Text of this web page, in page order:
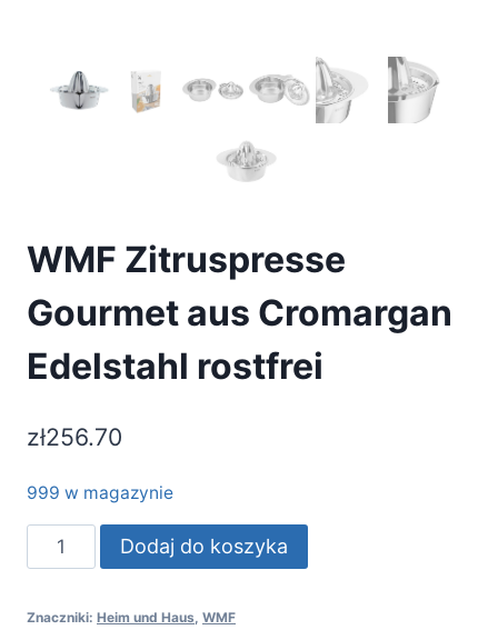
WMF Zitruspresse
Gourmet aus Cromargan
Edelstahl rostfrei
zł256.70
999 w magazynie
ilość
WMF
Gourmet
Dodaj do koszyka
Znaczniki: Heim und Haus WMF